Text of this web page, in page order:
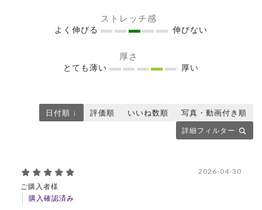
ストレッチ感
よく伸びる 伸びない
厚さ
とても薄い 厚い
詳細フィルター
日付順 ↓ 評価順 いいね数順 写真・動画付き順
ご購入者様
購入確認済み
2026-04-30